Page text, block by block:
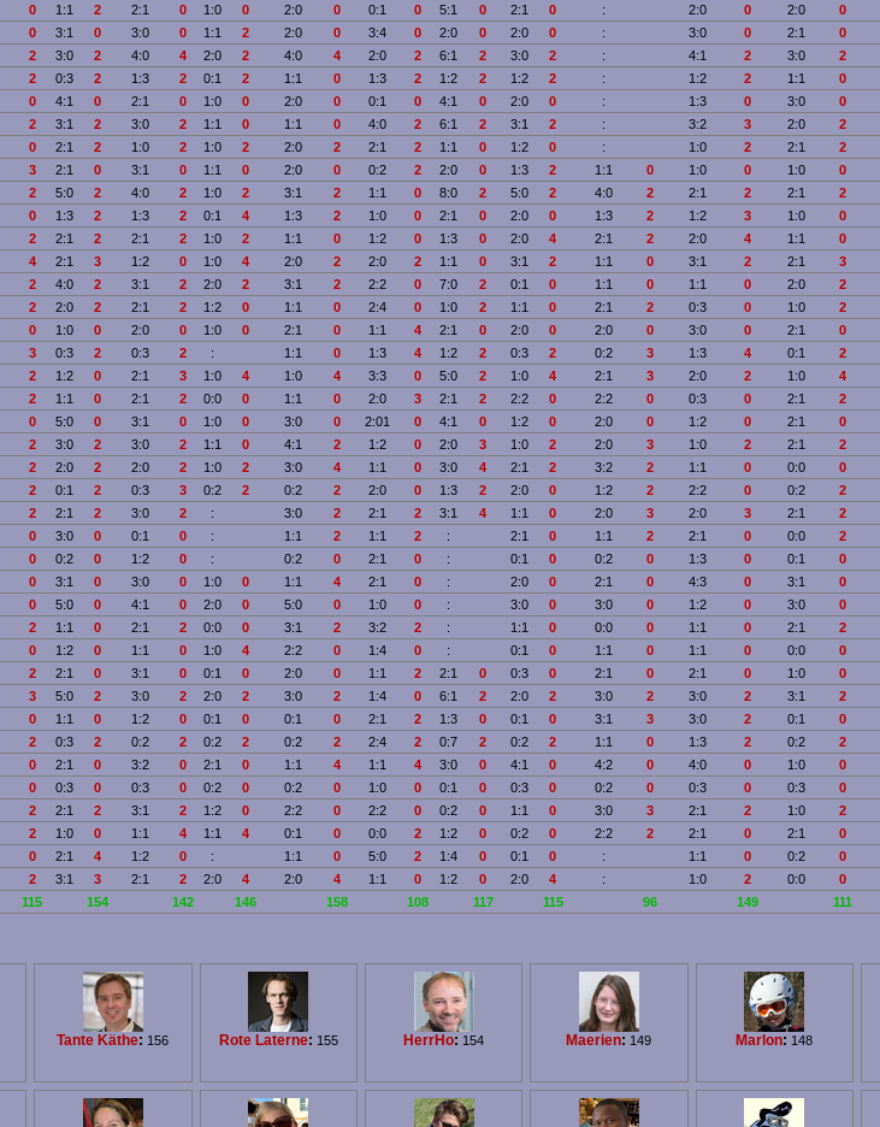
0 1:1 2 2:1 0 1:0 0 2:0 0 0:1 0 5:1 0 2:1 0 : 2:0 0 2:0
0
0 3:1 0 3:0 0 1:1 2 2:0 0 3:4 0 2:0 0 2:0 0 : 3:0 0 2:1
0
2 3:0 2 4:0 4 2:0 2 4:0 4 2:0 2 6:1 2 3:0 2 : 4:1 2 3:0
2
2 0:3 2 1:3 2 0:1 2 1:1 0 1:3 2 1:2 2 1:2 2 : 1:2 2 1:1
0
0 4:1 0 2:1 0 1:0 0 2:0 0 0:1 0 4:1 0 2:0 0 : 1:3 0 3:0
0
2 3:1 2 3:0 2 1:1 0 1:1 0 4:0 2 6:1 2 3:1 2 : 3:2 3 2:0
2
0 2:1 2 1:0 2 1:0 2 2:0 2 2:1 2 1:1 0 1:2 0 : 1:0 2 2:1
2
3 2:1 0 3:1 0 1:1 0 2:0 0 0:2 2 2:0 0 1:3 2 1:1 0 1:0 0 1:0
0
2 5:0 2 4:0 2 1:0 2 3:1 2 1:1 0 8:0 2 5:0 2 4:0 2 2:1 2 2:1
2
0 1:3 2 1:3 2 0:1 4 1:3 2 1:0 0 2:1 0 2:0 0 1:3 2 1:2 3 1:0
0
2 2:1 2 2:1 2 1:0 2 1:1 0 1:2 0 1:3 0 2:0 4 2:1 2 2:0 4 1:1
0
4 2:1 3 1:2 0 1:0 4 2:0 2 2:0 2 1:1 0 3:1 2 1:1 0 3:1 2 2:1
3
2 4:0 2 3:1 2 2:0 2 3:1 2 2:2 0 7:0 2 0:1 0 1:1 0 1:1 0 2:0
2
2 2:0 2 2:1 2 1:2 0 1:1 0 2:4 0 1:0 2 1:1 0 2:1 2 0:3 0 1:0
2
0 1:0 0 2:0 0 1:0 0 2:1 0 1:1 4 2:1 0 2:0 0 2:0 0 3:0 0 2:1
0
3 0:3 2 0:3 2 : 1:1 0 1:3 4 1:2 2 0:3 2 0:2 3 1:3 4 0:1
2
2 1:2 0 2:1 3 1:0 4 1:0 4 3:3 0 5:0 2 1:0 4 2:1 3 2:0 2 1:0
4
2 1:1 0 2:1 2 0:0 0 1:1 0 2:0 3 2:1 2 2:2 0 2:2 0 0:3 0 2:1
2
0 5:0 0 3:1 0 1:0 0 3:0 0 2:01 0 4:1 0 1:2 0 2:0 0 1:2 0 2:1
0
2 3:0 2 3:0 2 1:1 0 4:1 2 1:2 0 2:0 3 1:0 2 2:0 3 1:0 2 2:1
2
2 2:0 2 2:0 2 1:0 2 3:0 4 1:1 0 3:0 4 2:1 2 3:2 2 1:1 0 0:0
0
2 0:1 2 0:3 3 0:2 2 0:2 2 2:0 0 1:3 2 2:0 0 1:2 2 2:2 0 0:2
2
2 2:1 2 3:0 2 : 3:0 2 2:1 2 3:1 4 1:1 0 2:0 3 2:0 3 2:1
2
0 3:0 0 0:1 0 : 1:1 2 1:1 2 : 2:1 0 1:1 2 2:1 0 0:0
2
0 0:2 0 1:2 0 : 0:2 0 2:1 0 : 0:1 0 0:2 0 1:3 0 0:1
0
0 3:1 0 3:0 0 1:0 0 1:1 4 2:1 0 : 2:0 0 2:1 0 4:3 0 3:1
0
0 5:0 0 4:1 0 2:0 0 5:0 0 1:0 0 : 3:0 0 3:0 0 1:2 0 3:0
0
2 1:1 0 2:1 2 0:0 0 3:1 2 3:2 2 : 1:1 0 0:0 0 1:1 0 2:1
2
0 1:2 0 1:1 0 1:0 4 2:2 0 1:4 0 : 0:1 0 1:1 0 1:1 0 0:0
0
2 2:1 0 3:1 0 0:1 0 2:0 0 1:1 2 2:1 0 0:3 0 2:1 0 2:1 0 1:0
0
3 5:0 2 3:0 2 2:0 2 3:0 2 1:4 0 6:1 2 2:0 2 3:0 2 3:0 2 3:1
2
0 1:1 0 1:2 0 0:1 0 0:1 0 2:1 2 1:3 0 0:1 0 3:1 3 3:0 2 0:1
0
2 0:3 2 0:2 2 0:2 2 0:2 2 2:4 2 0:7 2 0:2 2 1:1 0 1:3 2 0:2
2
0 2:1 0 3:2 0 2:1 0 1:1 4 1:1 4 3:0 0 4:1 0 4:2 0 4:0 0 1:0
0
0 0:3 0 0:3 0 0:2 0 0:2 0 1:0 0 0:1 0 0:3 0 0:2 0 0:3 0 0:3
0
2 2:1 2 3:1 2 1:2 0 2:2 0 2:2 0 0:2 0 1:1 0 3:0 3 2:1 2 1:0
2
2 1:0 0 1:1 4 1:1 4 0:1 0 0:0 2 1:2 0 0:2 0 2:2 2 2:1 0 2:1
0
0 2:1 4 1:2 0 : 1:1 0 5:0 2 1:4 0 0:1 0 : 1:1 0 0:2
0
2 3:1 3 2:1 2 2:0 4 2:0 4 1:1 0 1:2 0 2:0 4 : 1:0 2 0:0
0
115 154 142 146 158 108 117 115 96 149 111
Tante Käthe: 156 Rote Laterne: 155 HerrHo: 154 Maerien: 149 Marlon: 148